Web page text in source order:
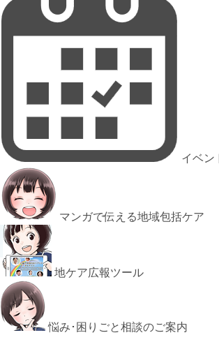
イベン
マンガで伝える地域包括ケア
地ケア広報ツール
悩み･困りごと相談のご案内